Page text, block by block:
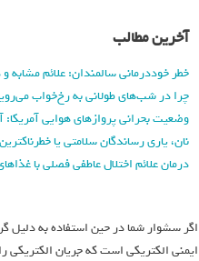
آخرین مطالب
خطر خوددرمانی سالمندان: علائم مشابه
چرا در شب‌های طولانی به رخ‌خواب
وضعیت بحرانی پروازهای هوایی آمریکا:
نان، یاری رساندگان سلامتی یا
درمان علائم اختلال عاطفی فصلی با
ایمنی الکتریکی است که جریان الکتریکی